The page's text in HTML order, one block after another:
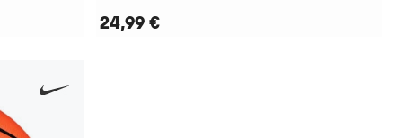
24,99 €